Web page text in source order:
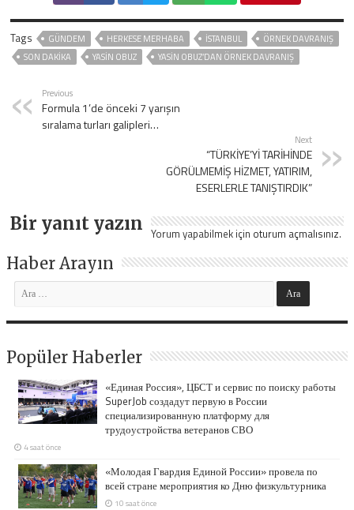
Tags GÜNDEM HERKESE MERHABA ISTANBUL
ÖRNEK DAVRANIŞ
SON DAKIKA
YASIN OBUZ YASIN OBUZ’DAN ÖRNEK DAVRANIŞ
Previous
Formula 1’de önceki 7 yarışın
sıralama turları galipleri…
Next
“TÜRKİYE’Yİ TARİHİNDE
GÖRÜLMEMİŞ HİZMET, YATIRIM,
ESERLERLE TANIŞTIRDIK”
Bir yanıt yazın Yorum yapabilmek için oturum açmalısınız.
Haber Arayın
Popüler Haberler
«Единая Россия», ЦБСТ и сервис по поиску работы
SuperJob создадут первую в России
специализированную платформу для
трудоустройства ветеранов СВО
4 saat önce
«Молодая Гвардия Единой России» провела по
всей стране мероприятия ко Дню физкультурника
10 saat önce